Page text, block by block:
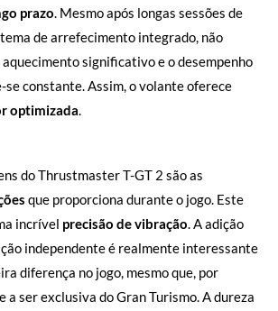
prazo. Mesmo após longas sessões de
de arrefecimento integrado, não
significativo e o desempenho
constante. Assim, o volante oferece
optimizada.
do Thrustmaster T-GT 2 são as
que proporciona durante o jogo. Este
incrível precisão de vibração. A adição
independente é realmente interessante
diferença no jogo, mesmo que, por
a ser exclusiva do Gran Turismo. A dureza